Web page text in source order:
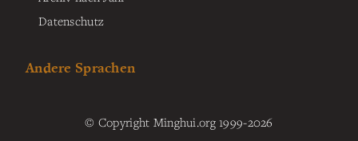
Datenschutz
Andere Sprachen
© Copyright Minghui.org 1999-2026